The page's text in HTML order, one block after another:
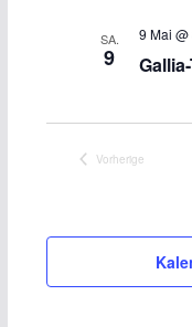
SA.
9
9 Mai @
Vorherige